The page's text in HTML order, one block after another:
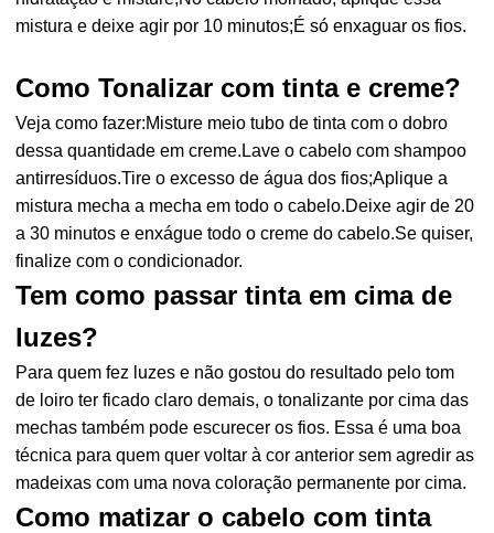
mistura e deixe agir por 10 minutos;É só enxaguar os fios.
Como Tonalizar com tinta e creme?
Veja como fazer:Misture meio tubo de tinta com o dobro
dessa quantidade em creme.Lave o cabelo com shampoo
antirresíduos.Tire o excesso de água dos fios;Aplique a
mistura mecha a mecha em todo o cabelo.Deixe agir de 20
a 30 minutos e enxágue todo o creme do cabelo.Se quiser,
finalize com o condicionador.
Tem como passar tinta em cima de
luzes?
Para quem fez luzes e não gostou do resultado pelo tom
de loiro ter ficado claro demais, o tonalizante por cima das
mechas também pode escurecer os fios. Essa é uma boa
técnica para quem quer voltar à cor anterior sem agredir as
madeixas com uma nova coloração permanente por cima.
Como matizar o cabelo com tinta